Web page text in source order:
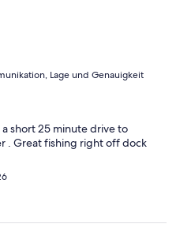
Lage und Genauigkeit
short 25 minute drive to
. Great fishing right off dock